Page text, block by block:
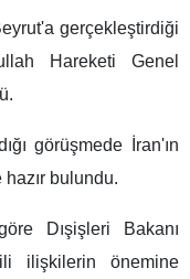
gerçekleştirdiği
Hareketi Genel
görüşmede İran'ın
bulundu.
Dışişleri Bakanı
ilişkilerin önemine